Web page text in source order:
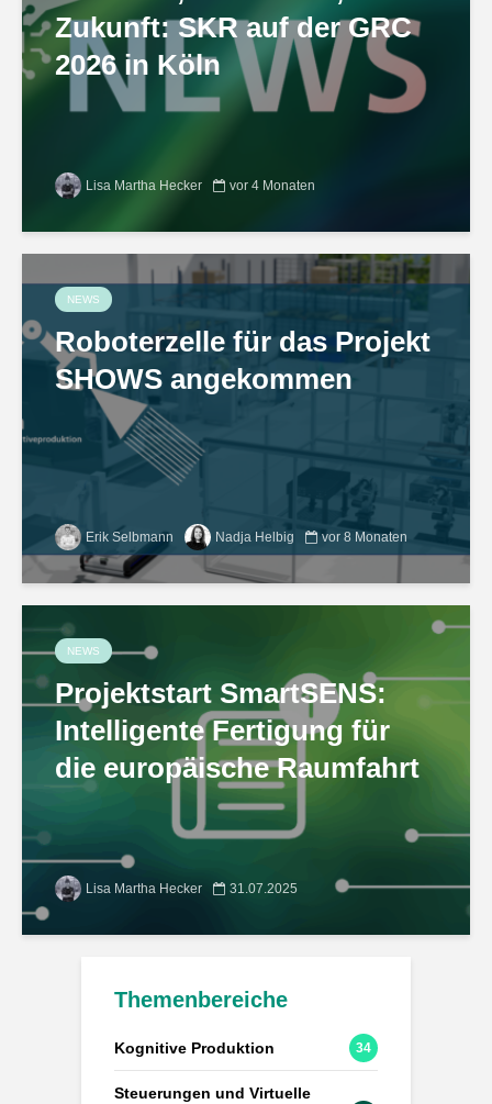
Zukunft: SKR auf der GRC
2026 in Köln
Lisa Martha Hecker vor 4 Monaten
NEWS
Roboterzelle für das Projekt
SHOWS angekommen
Erik Selbmann Nadja Helbig vor 8 Monaten
NEWS
Projektstart SmartSENS:
Intelligente Fertigung für
die europäische Raumfahrt
Lisa Martha Hecker 31.07.2025
Themenbereiche
Kognitive Produktion 34
Steuerungen und Virtuelle